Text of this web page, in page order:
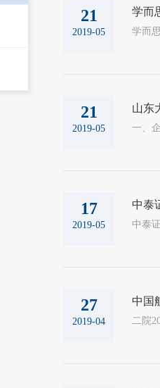
21
2019-05
学而
21
2019-05
山东
17
2019-05
中泰
27
2019-04
中国